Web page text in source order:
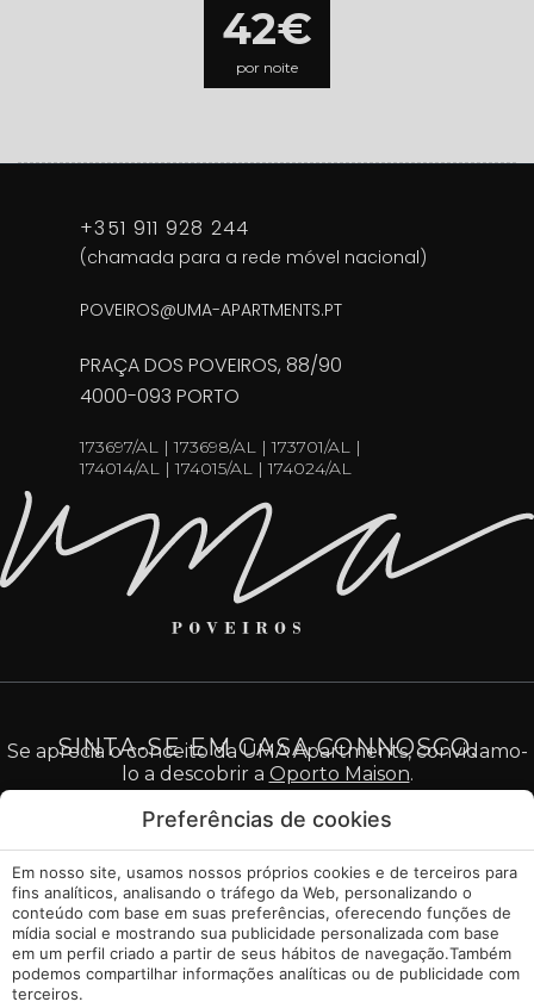
42€
por noite
+351 911 928 244
(chamada para a rede móvel nacional)
POVEIROS@UMA-APARTMENTS.PT
PRAÇA DOS POVEIROS, 88/90
4000-093 PORTO
173697/AL | 173698/AL | 173701/AL |
174014/AL | 174015/AL | 174024/AL
SINTA-SE EM CASA CONNOSCO.
Se aprecia o conceito da UMA Apartments, convidamo-
lo a descobrir a Oporto Maison.
Aviso Legal
Política de Cookies
Gerir Cookies
Preferências de cookies
Em nosso site, usamos nossos próprios cookies e de terceiros para
fins analíticos, analisando o tráfego da Web, personalizando o
conteúdo com base em suas preferências, oferecendo funções de
mídia social e mostrando sua publicidade personalizada com base
em um perfil criado a partir de seus hábitos de navegação.Também
podemos compartilhar informações analíticas ou de publicidade com
terceiros.